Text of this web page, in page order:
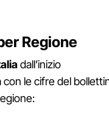
Regione
dall’inizio
con le cifre del